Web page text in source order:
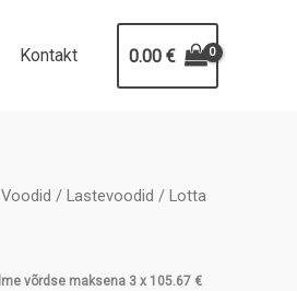
Kontakt 0.00 €
Voodid / Lastevoodid / Lotta
võrdse maksena 3 x 105.67 €